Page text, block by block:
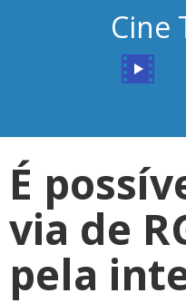
Cine
É
via de
pela